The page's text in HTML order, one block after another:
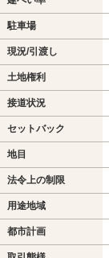
駐車場
現況/引渡し
土地権利
接道状況
セットバック
地目
法令上の制限
用途地域
都市計画